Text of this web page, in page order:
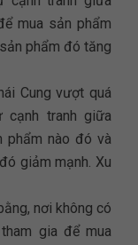
mua sản phẩm
phẩm đó tăng
Cung vượt quá
tranh giữa
phẩm nào đó và
giảm mạnh. Xu
nơi không có
gia để mua